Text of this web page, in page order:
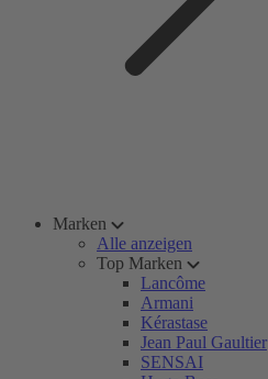
Marken
Alle anzeigen
Top Marken
Lancôme
Armani
Kérastase
Jean Paul Gaultier
SENSAI